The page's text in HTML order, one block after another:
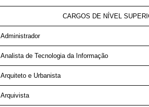
CARGOS DE NÍVEL
Administrador
Analista de Tecnologia da Informação
Arquiteto e Urbanista
Arquivista